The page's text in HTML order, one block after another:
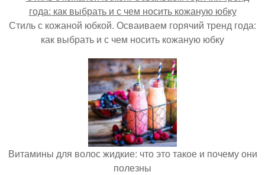
Стиль с кожаной юбкой. Осваиваем горячий тренд года:
как выбрать и с чем носить кожаную юбку
Витамины для волос жидкие: что это такое и почему они
полезны